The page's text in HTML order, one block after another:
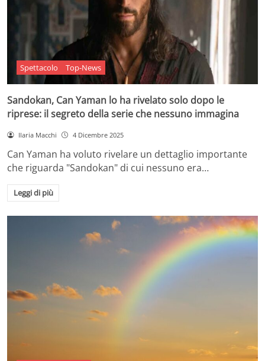
Spettacolo Top-News
Sandokan, Can Yaman lo ha rivelato solo dopo le
riprese: il segreto della serie che nessuno immagina
Ilaria Macchi 4 Dicembre 2025
Can Yaman ha voluto rivelare un dettaglio importante
che riguarda "Sandokan" di cui nessuno era…
Leggi di più